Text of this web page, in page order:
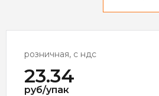
розничная, с ндс
23.34
руб/упак